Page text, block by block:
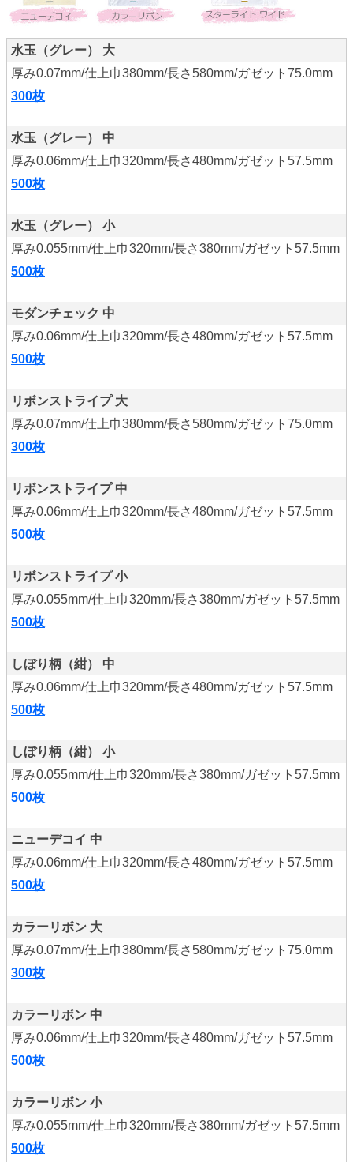
水玉（グレー） 大
厚み0.07mm/仕上巾380mm/長さ580mm/ガゼット75.0mm
300枚
水玉（グレー） 中
厚み0.06mm/仕上巾320mm/長さ480mm/ガゼット57.5mm
500枚
水玉（グレー） 小
厚み0.055mm/仕上巾320mm/長さ380mm/ガゼット57.5mm
500枚
モダンチェック 中
厚み0.06mm/仕上巾320mm/長さ480mm/ガゼット57.5mm
500枚
リボンストライプ 大
厚み0.07mm/仕上巾380mm/長さ580mm/ガゼット75.0mm
300枚
リボンストライプ 中
厚み0.06mm/仕上巾320mm/長さ480mm/ガゼット57.5mm
500枚
リボンストライプ 小
厚み0.055mm/仕上巾320mm/長さ380mm/ガゼット57.5mm
500枚
しぼり柄（紺） 中
厚み0.06mm/仕上巾320mm/長さ480mm/ガゼット57.5mm
500枚
しぼり柄（紺） 小
厚み0.055mm/仕上巾320mm/長さ380mm/ガゼット57.5mm
500枚
ニューデコイ 中
厚み0.06mm/仕上巾320mm/長さ480mm/ガゼット57.5mm
500枚
カラーリボン 大
厚み0.07mm/仕上巾380mm/長さ580mm/ガゼット75.0mm
300枚
カラーリボン 中
厚み0.06mm/仕上巾320mm/長さ480mm/ガゼット57.5mm
500枚
カラーリボン 小
厚み0.055mm/仕上巾320mm/長さ380mm/ガゼット57.5mm
500枚